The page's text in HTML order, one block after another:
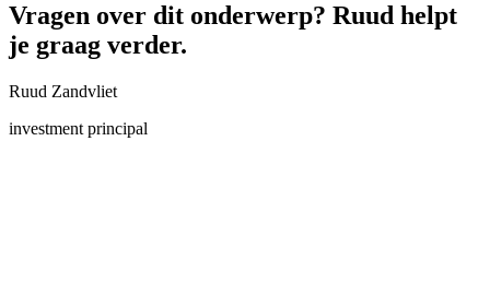
Vragen over dit onderwerp? Ruud helpt
je graag verder.
Ruud Zandvliet
investment principal